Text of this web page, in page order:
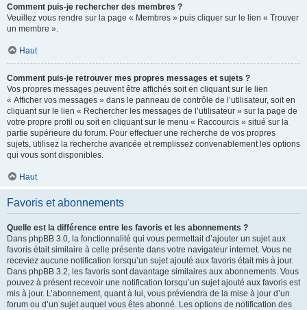
Comment puis-je rechercher des membres ?
Veuillez vous rendre sur la page « Membres » puis cliquer sur le lien « Trouver
un membre ».
Haut
Comment puis-je retrouver mes propres messages et sujets ?
Vos propres messages peuvent être affichés soit en cliquant sur le lien
« Afficher vos messages » dans le panneau de contrôle de l’utilisateur, soit en
cliquant sur le lien « Rechercher les messages de l’utilisateur » sur la page de
votre propre profil ou soit en cliquant sur le menu « Raccourcis » situé sur la
partie supérieure du forum. Pour effectuer une recherche de vos propres
sujets, utilisez la recherche avancée et remplissez convenablement les options
qui vous sont disponibles.
Haut
Favoris et abonnements
Quelle est la différence entre les favoris et les abonnements ?
Dans phpBB 3.0, la fonctionnalité qui vous permettait d’ajouter un sujet aux
favoris était similaire à celle présente dans votre navigateur internet. Vous ne
receviez aucune notification lorsqu’un sujet ajouté aux favoris était mis à jour.
Dans phpBB 3.2, les favoris sont davantage similaires aux abonnements. Vous
pouvez à présent recevoir une notification lorsqu’un sujet ajouté aux favoris est
mis à jour. L’abonnement, quant à lui, vous préviendra de la mise à jour d’un
forum ou d’un sujet auquel vous êtes abonné. Les options de notification des